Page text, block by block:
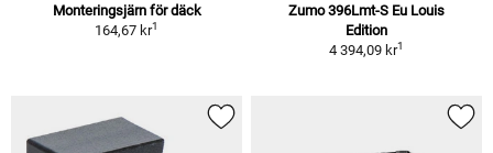
Monteringsjärn för däck
164,67 kr1
Zumo 396Lmt-S Eu Louis
Edition
4 394,09 kr1